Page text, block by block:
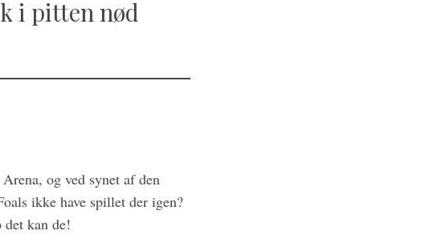
i pitten nød
og ved synet af den
ikke have spillet der igen?
kan de!